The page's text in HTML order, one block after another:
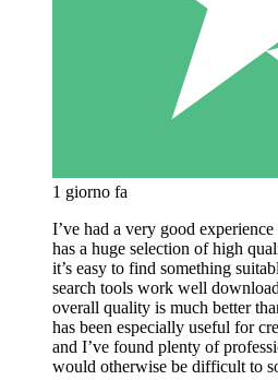
1 giorno fa
I’ve had a very good
has a huge selection of high
it’s easy to find something
search tools work well
overall quality is much better
has been especially useful for
and I’ve found plenty of
would otherwise be difficult to